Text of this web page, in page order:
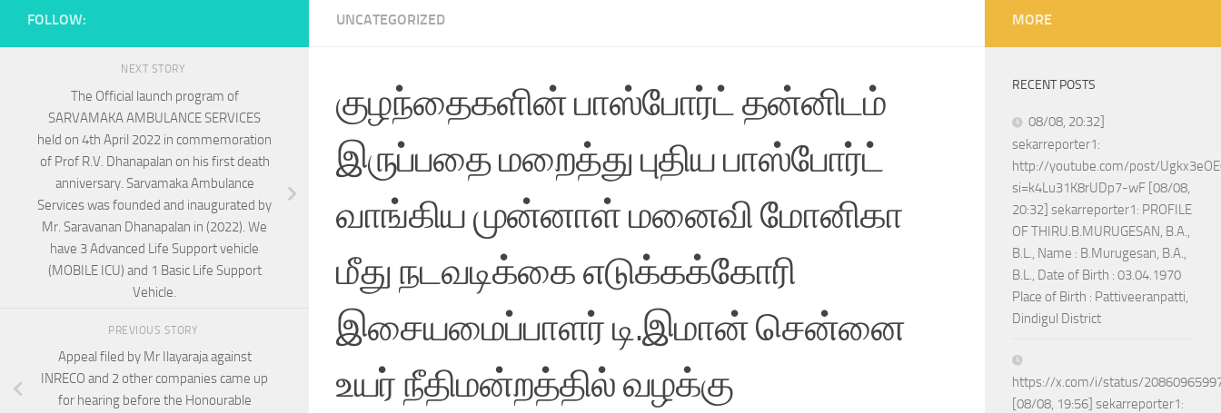
UNCATEGORIZED
குழந்தைகளின் பாஸ்போர்ட் தன்னிடம்
இருப்பதை மறைத்து புதிய பாஸ்போர்ட்
வாங்கிய முன்னாள் மனைவி மோனிகா
மீது நடவடிக்கை எடுக்கக்கோரி
இசையமைப்பாளர் டி.இமான் சென்னை
உயர் நீதிமன்றத்தில் வழக்கு
FOLLOW:
NEXT STORY
The Official launch program of
SARVAMAKA AMBULANCE SERVICES
held on 4th April 2022 in commemoration
of Prof R.V. Dhanapalan on his first death
anniversary. Sarvamaka Ambulance
Services was founded and inaugurated by
Mr. Saravanan Dhanapalan in (2022). We
have 3 Advanced Life Support vehicle
(MOBILE ICU) and 1 Basic Life Support
Vehicle.
PREVIOUS STORY
Appeal filed by Mr Ilayaraja against
INRECO and 2 other companies came up
for hearing before the Honourable
MORE
RECENT POSTS
08/08, 20:32]
sekarreporter1:
http://youtube.com/post/
si=k4Lu31K8rUDp7-wF [08/08,
20:32] sekarreporter1: PROFILE
OF THIRU.B.MURUGESAN, B.A.,
B.L., Name : B.Murugesan, B.A.,
B.L., Date of Birth : 03.04.1970
Place of Birth : Pattiveeranpatti,
Dindigul District
https://x.com/i/status/
[08/08, 19:56] sekarreporter1: